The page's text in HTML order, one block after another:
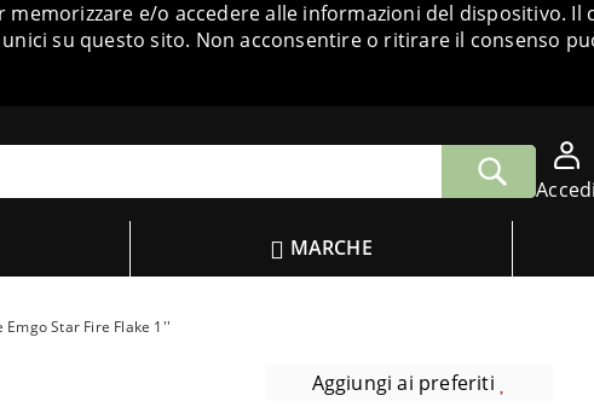
e/o accedere alle informazioni del dispositivo. Il
su questo sito. Non acconsentire o ritirare il consenso
Accedi
MARCHE
Star Fire Flake 1''
Aggiungi ai preferiti